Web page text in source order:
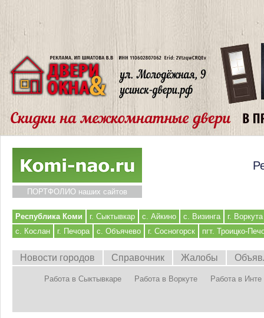
ПОРТФОЛИО наших сайтов
Республика Коми г. Сыктывкар с. Айкино с. Визинга
г. Воркута
с. Кослан
г. Печора с. Объячево г. Сосногорск пгт. Троицко-
Новости городов Справочник Жалобы
Работа в Сыктывкаре Работа в Воркуте Работа в Инте